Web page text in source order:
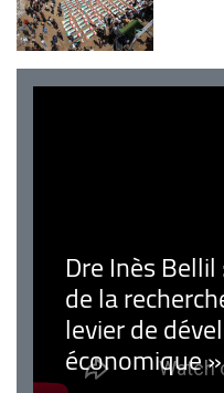
Dre Inès
de la
levier de
économique »